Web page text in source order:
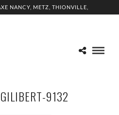
NANCY, METZ, THIONVILLE,
9132